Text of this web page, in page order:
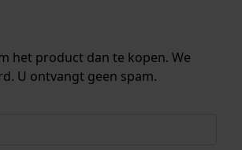
het product dan te kopen. We
U ontvangt geen spam.